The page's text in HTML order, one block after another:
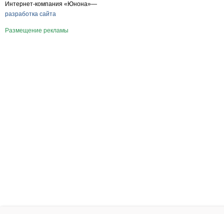
Интернет-компания «Юнона»—
разработка сайта
Размещение рекламы